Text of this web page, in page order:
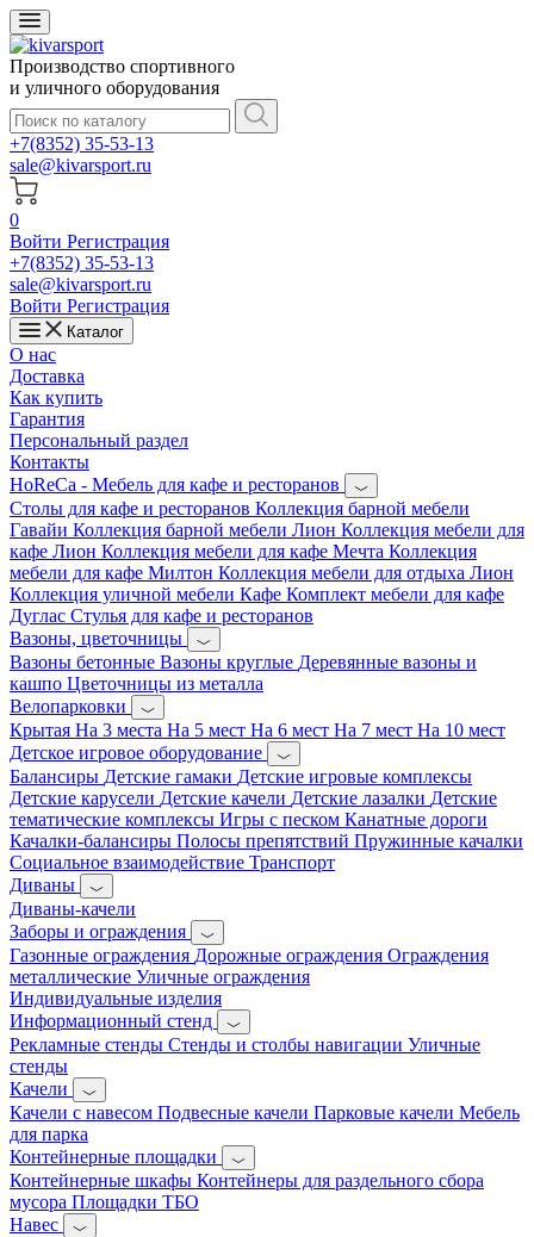
Производство спортивного
и уличного оборудования
+7(8352) 35-53-13
sale@kivarsport.ru
0
Войти Регистрация
+7(8352) 35-53-13
sale@kivarsport.ru
Войти Регистрация
Каталог
О нас
Доставка
Как купить
Гарантия
Персональный раздел
Контакты
HoReCa - Мебель для кафе и ресторанов
Cтолы для кафе и ресторанов Коллекция барной мебели
Гавайи Коллекция барной мебели Лион Коллекция мебели для
кафе Лион Коллекция мебели для кафе Мечта Коллекция
мебели для кафе Милтон Коллекция мебели для отдыха Лион
Коллекция уличной мебели Кафе Комплект мебели для кафе
Дуглас Стулья для кафе и ресторанов
Вазоны, цветочницы
Вазоны бетонные Вазоны круглые Деревянные вазоны и
кашпо Цветочницы из металла
Велопарковки
Крытая На 3 места На 5 мест На 6 мест На 7 мест На 10 мест
Детское игровое оборудование
Балансиры Детские гамаки Детские игровые комплексы
Детские карусели Детские качели Детские лазалки Детские
тематические комплексы Игры с песком Канатные дороги
Качалки-балансиры Полосы препятствий Пружинные качалки
Социальное взаимодействие Транспорт
Диваны
Диваны-качели
Заборы и ограждения
Газонные ограждения Дорожные ограждения Ограждения
металлические Уличные ограждения
Индивидуальные изделия
Информационный стенд
Рекламные стенды Стенды и столбы навигации Уличные
стенды
Качели
Качели с навесом Подвесные качели Парковые качели Мебель
для парка
Контейнерные площадки
Контейнерные шкафы Контейнеры для раздельного сбора
мусора Площадки ТБО
Навес